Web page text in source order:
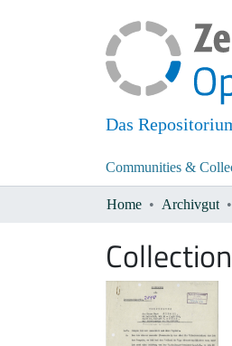
Das
Communities &
Home Archivgut